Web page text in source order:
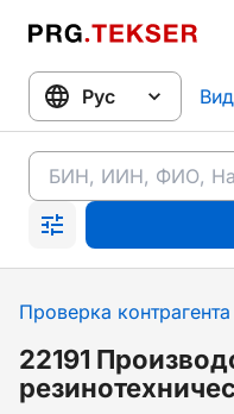
Проверка контрагента
22191